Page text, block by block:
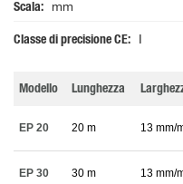
Scala mm
Classe di precisione CE
Modello Lunghezza
EP 20 20 m 13 mm/
EP 30 30 m 13 mm/